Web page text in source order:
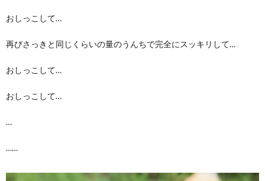
おしっこして…
再びさっきと同じくらいの量のうんちで完全にスッキリして…
おしっこして…
おしっこして…
…
……